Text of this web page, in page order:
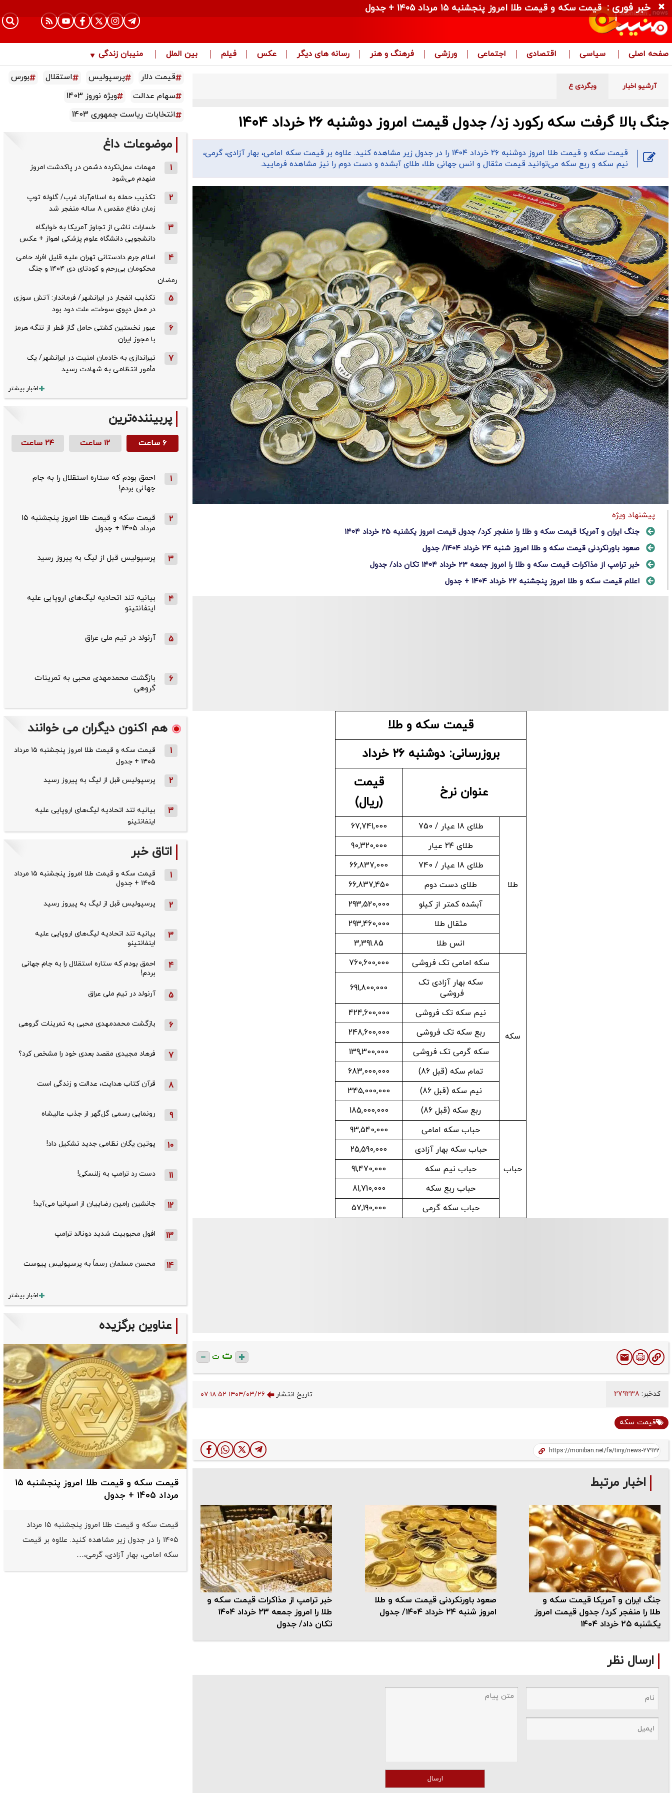
صفحه اصلی سیاسی اقتصادی اجتماعی ورزشی فرهنگ و هنر رسانه های دیگر عکس فیلم بین الملل منیبان زندگی
آرشیو اخبار وبگردی ع
جنگ بالا گرفت سکه رکورد زد/ جدول قیمت امروز دوشنبه ۲۶ خرداد ۱۴۰۴
قیمت سکه و قیمت طلا امروز دوشنبه ۲۶ خرداد ۱۴۰۴ را در جدول زیر مشاهده کنید. علاوه بر قیمت سکه امامی، بهار آزادی، گرمی،
نیم سکه و ربع سکه می‌توانید قیمت مثقال و انس جهانی طلا، طلای آبشده و دست دوم را نیز مشاهده فرمایید.
پیشنهاد ویژه
جنگ ایران و آمریکا قیمت سکه و طلا را منفجر کرد/ جدول قیمت امروز یکشنبه ۲۵ خرداد ۱۴۰۴
صعود باورنکردنی قیمت سکه و طلا امروز شنبه ۲۴ خرداد ۱۴۰۴/ جدول
خبر ترامپ از مذاکرات قیمت سکه و طلا را امروز جمعه ۲۳ خرداد ۱۴۰۴ تکان داد/ جدول
اعلام قیمت سکه و طلا امروز پنجشنبه ۲۲ خرداد ۱۴۰۴ + جدول
قیمت سکه و طلا
بروزرسانی: دوشنبه ۲۶ خرداد
عنوان نرخ
قیمت
(ریال)
طلا
طلای 18 عیار / 750
67,741,000
طلای ۲۴ عیار
90,320,000
طلای 18 عیار / 740
66,837,000
طلای دست دوم
66,837,450
آبشده کمتر از کیلو
293,520,000
مثقال طلا
293,460,000
انس طلا
3,391.85
سکه
سکه امامی تک فروشی
760,600,000
سکه بهار آزادی تک
فروشی
691,800,000
نیم سکه تک فروشی
424,600,000
ربع سکه تک فروشی
248,600,000
سکه گرمی تک فروشی
139,300,000
تمام سکه (قبل 86)
683,000,000
نیم سکه (قبل 86)
345,000,000
ربع سکه (قبل 86)
185,000,000
حباب
حباب سکه امامی
93,540,000
حباب سکه بهار آزادی
25,590,000
حباب نیم سکه
91,470,000
حباب ربع سکه
81,710,000
حباب سکه گرمی
57,190,000
ت ت
کدخبر: تاریخ انتشار ۱۴۰۴/۰۳/۲۶ ۰۷:۱۸:۵۲
قیمت سکه
اخبار مرتبط
جنگ ایران و آمریکا قیمت سکه و
طلا را منفجر کرد/ جدول قیمت امروز
یکشنبه ۲۵ خرداد ۱۴۰۴
صعود باورنکردنی قیمت سکه و طلا
امروز شنبه ۲۴ خرداد ۱۴۰۴/ جدول
خبر ترامپ از مذاکرات قیمت سکه و
طلا را امروز جمعه ۲۳ خرداد ۱۴۰۴
تکان داد/ جدول
ارسال نظر
ارسال
قیمت دلار پرسپولیس استقلال
بورس
سهام عدالت
ویژه نوروز 1403
انتخابات ریاست جمهوری 1403
موضوعات داغ
1
مهمات عمل‌نکرده دشمن در پاکدشت امروز
منهدم می‌شود
2
تکذیب حمله به اسلام‌آباد غرب/ گلوله توپ
زمان دفاع مقدس ۸ ساله منفجر شد
3
خسارات ناشی از تجاوز آمریکا به خوابگاه
دانشجویی دانشگاه علوم پزشکی اهواز + عکس
4
اعلام جرم دادستانی تهران علیه قلیل افراد حامی
محکومان بی‌رحم و کودتای دی‌ ۱۴۰۴ و جنگ
رمضان
5
تکذیب ‌انفجار در ایرانشهر/ فرماندار: آتش سوزی
در محل دپوی سوخت، علت دود بود
6
عبور نخستین کشتی حامل گاز قطر از تنگه هرمز
با مجوز ایران
7
تیراندازی به خادمان امنیت در ایرانشهر/ یک
مأمور انتظامی به شهادت رسید
اخبار بیشتر
پربیننده‌ترین
۶ ساعت ۱۲ ساعت ۲۴ ساعت
1
احمق بودم که ستاره استقلال را به جام
جهانی بردم!
2
قیمت سکه و قیمت طلا امروز پنجشنبه ۱۵
مرداد ۱۴۰۵ + جدول
3 پرسپولیس قبل از لیگ به پیروز رسید
4
بیانیه تند اتحادیه لیگ‌های اروپایی علیه
اینفانتینو
5 آرنولد در تیم ملی عراق
6
بازگشت محمدمهدی محبی به تمرینات
گروهی
هم اکنون دیگران می خوانند
1
قیمت سکه و قیمت طلا امروز پنجشنبه ۱۵ مرداد
۱۴۰۵ + جدول
2 پرسپولیس قبل از لیگ به پیروز رسید
3
بیانیه تند اتحادیه لیگ‌های اروپایی علیه
اینفانتینو
اتاق خبر
1
قیمت سکه و قیمت طلا امروز پنجشنبه ۱۵ مرداد
۱۴۰۵ + جدول
2 پرسپولیس قبل از لیگ به پیروز رسید
3
بیانیه تند اتحادیه لیگ‌های اروپایی علیه
اینفانتینو
4
احمق بودم که ستاره استقلال را به جام جهانی
بردم!
5 آرنولد در تیم ملی عراق
6 بازگشت محمدمهدی محبی به تمرینات گروهی
7 فرهاد مجیدی مقصد بعدی خود را مشخص کرد؟
8 قرآن کتاب هدایت، عدالت و زندگی است
9 رونمایی رسمی گل‌گهر از جذب عالیشاه
10 پوتین یگان نظامی جدید تشکیل داد!
11 دست رد ترامپ به زلنسکی!
12 جانشین رامین رضاییان از اسپانیا می‌آید!
13 افول محبوبیت شدید دونالد ترامپ
14 محسن مسلمان رسماً به پرسپولیس پیوست
اخبار بیشتر
عناوین برگزیده
قیمت سکه و قیمت طلا امروز پنجشنبه ۱۵
مرداد ۱۴۰۵ + جدول
قیمت سکه و قیمت طلا امروز پنجشنبه ۱۵ مرداد
۱۴۰۵ را در جدول زیر مشاهده کنید. علاوه بر قیمت
سکه امامی، بهار آزادی، گرمی،…
خبر فوری : قیمت سکه و قیمت طلا امروز پنجشنبه ۱۵ مرداد ۱۴۰۵ + جدول